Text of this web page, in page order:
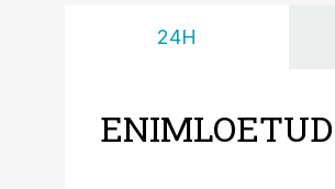
24H
ENIMLOETUD